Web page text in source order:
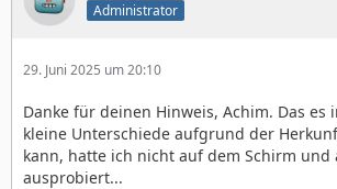
Administrator
29. Juni 2025 um 20:10
Danke für deinen Hinweis, Achim. Das es
kleine Unterschiede aufgrund der
kann, hatte ich nicht auf dem Schirm und
ausprobiert...